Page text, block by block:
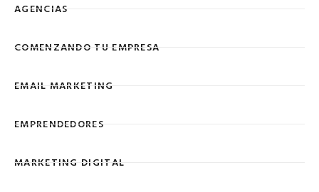
AGENCIAS
COMENZANDO TU EMPRESA
EMAIL MARKETING
EMPRENDEDORES
MARKETING DIGITAL